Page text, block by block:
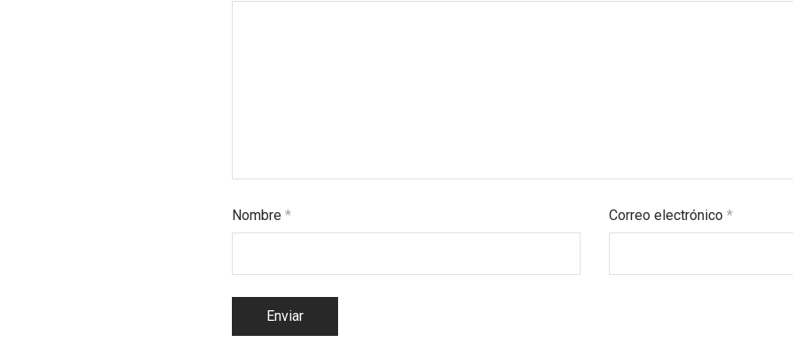
Nombre * Correo electrónico*